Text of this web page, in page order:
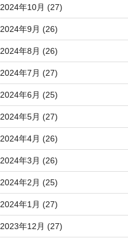
2024年10月 (27)
2024年9月 (26)
2024年8月 (26)
2024年7月 (27)
2024年6月 (25)
2024年5月 (27)
2024年4月 (26)
2024年3月 (26)
2024年2月 (25)
2024年1月 (27)
2023年12月 (27)